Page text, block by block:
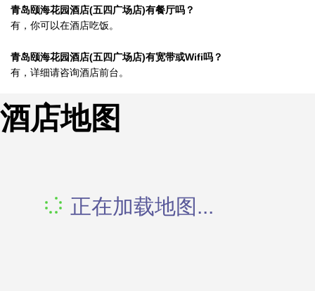
青岛颐海花园酒店(五四广场店)有餐厅吗？
有，你可以在酒店吃饭。
青岛颐海花园酒店(五四广场店)有宽带或Wifi吗？
有，详细请咨询酒店前台。
酒店地图
正在加载地图...